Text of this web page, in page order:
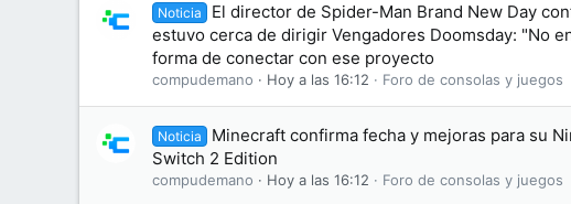
Noticia
El director de Spider-Man Brand New Day
estuvo cerca de dirigir Vengadores Doomsday: "No
forma de conectar con ese proyecto
compudemano Hoy a las 16:12 Foro de consolas y juegos
Noticia
Minecraft confirma fecha y mejoras para su
Switch 2 Edition
compudemano Hoy a las 16:12 Foro de consolas y juegos